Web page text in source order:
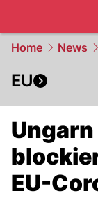
Home News
EU
EU-